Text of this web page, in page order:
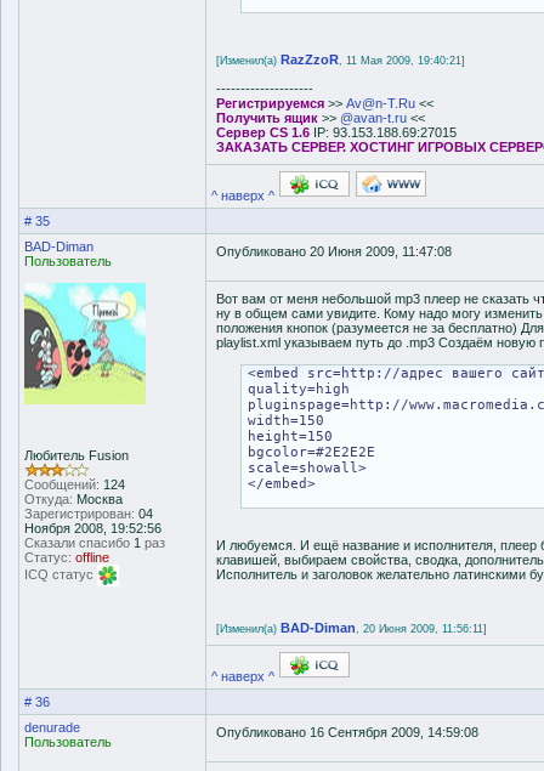
[Изменил(а) RazZzoR, 11 Мая 2009, 19:40:21]
--------------------
Регистрируемся >> Av@n-T.Ru <<
Получить ящик >> @avan-t.ru <<
Сервер CS 1.6 IP: 93.153.188.69:27015
ЗАКАЗАТЬ СЕРВЕР. ХОСТИНГ ИГРОВЫХ
^ наверх ^
# 35
BAD-Diman
Пользователь
Любитель Fusion
Сообщений: 124
Откуда: Москва
Зарегистрирован: 04
Ноября 2008, 19:52:56
Сказали спасибо 1 раз
Статус: offline
ICQ статус
Опубликовано 20 Июня 2009, 11:47:08
Вот вам от меня небольшой mp3 плеер не сказать
ну в общем сами увидите. Кому надо могу
положения кнопок (разумеется не за бесплатно)
playlist.xml указываем путь до .mp3 Создаём новую
<embed src=http://адрес вашего
quality=high
pluginspage=http://
width=150
height=150
bgcolor=#2E2E2E
scale=showall>
</embed>
И любуемся. И ещё название и исполнителя, плеер
клавишей, выбираем свойства, сводка,
Исполнитель и заголовок желательно латинскими
[Изменил(а) BAD-Diman, 20 Июня 2009, 11:56:11]
^ наверх ^
# 36
denurade
Пользователь
Опубликовано 16 Сентября 2009, 14:59:08